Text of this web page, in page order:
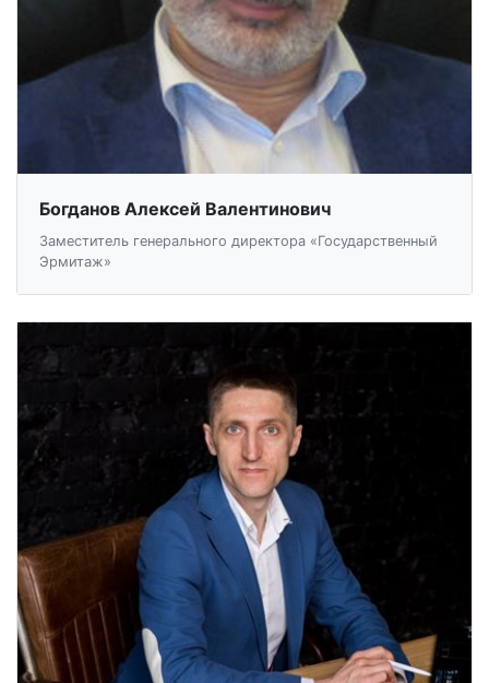
Богданов Алексей Валентинович
Заместитель генерального директора «Государственный
Эрмитаж»